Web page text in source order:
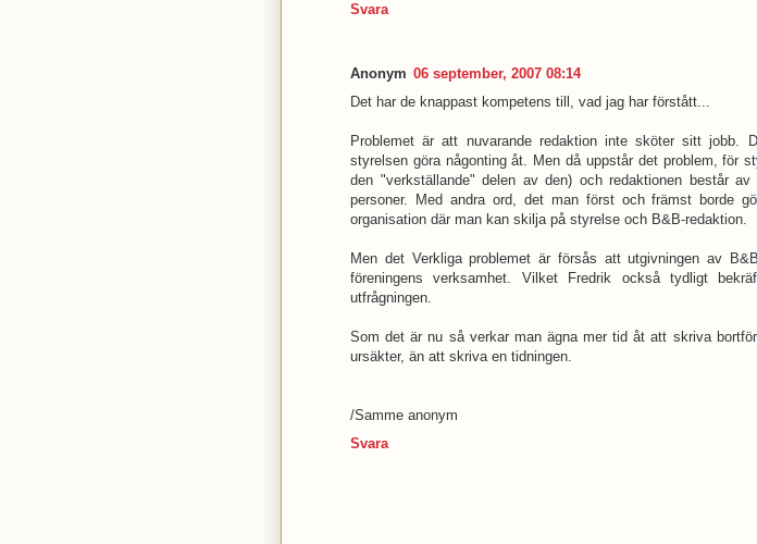
Svara
Anonym 06 september, 2007 08:14
Det har de knappast kompetens till, vad jag har förstått...
Problemet är att nuvarande redaktion inte sköter sitt jobb.
styrelsen göra någonting åt. Men då uppstår det problem, för
den "verkställande" delen av den) och redaktionen består
personer. Med andra ord, det man först och främst borde
organisation där man kan skilja på styrelse och B&B-redaktion.
Men det Verkliga problemet är försås att utgivningen av
föreningens verksamhet. Vilket Fredrik också tydligt
utfrågningen.
Som det är nu så verkar man ägna mer tid åt att skriva
ursäkter, än att skriva en tidningen.
/Samme anonym
Svara